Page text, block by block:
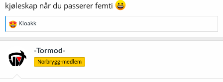
kjøleskap når du passerer femti
R
e
a
s
j
Kloakk
-Tormod-
Norbrygg-medlem